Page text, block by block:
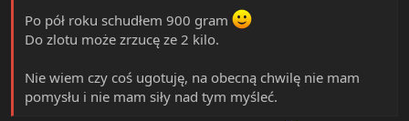
Po pół roku schudłem 900 gram
Do zlotu może zrzucę ze 2 kilo.
Nie wiem czy coś ugotuję, na obecną chwilę nie mam
pomysłu i nie mam siły nad tym myśleć.